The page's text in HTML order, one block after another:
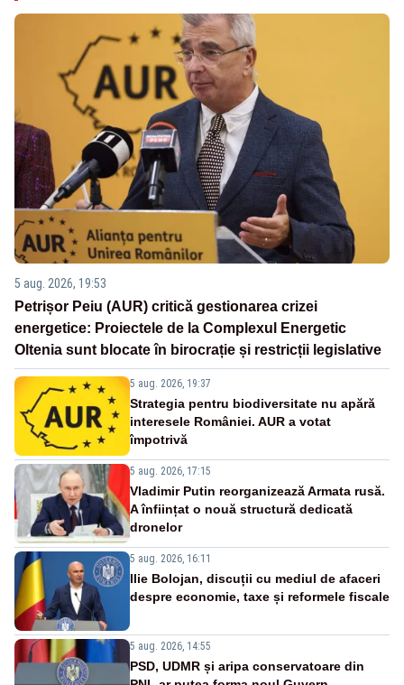
5 aug. 2026, 19:53
Petrișor Peiu (AUR) critică gestionarea crizei
energetice: Proiectele de la Complexul Energetic
Oltenia sunt blocate în birocrație și restricții legislative
5 aug. 2026, 19:37
Strategia pentru biodiversitate nu apără
interesele României. AUR a votat
împotrivă
5 aug. 2026, 17:15
Vladimir Putin reorganizează Armata rusă.
A înființat o nouă structură dedicată
dronelor
5 aug. 2026, 16:11
Ilie Bolojan, discuții cu mediul de afaceri
despre economie, taxe și reformele fiscale
5 aug. 2026, 14:55
PSD, UDMR și aripa conservatoare din